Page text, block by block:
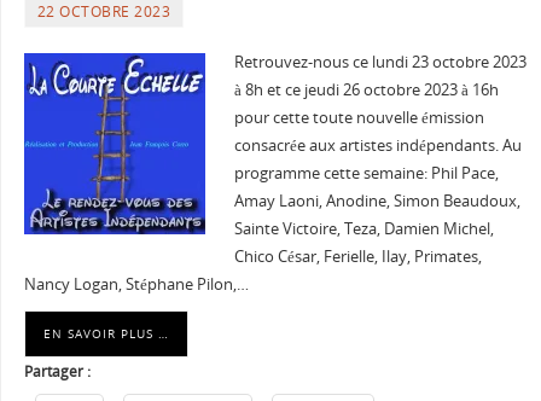
22 OCTOBRE 2023
Retrouvez-nous ce lundi 23 octobre 2023
à 8h et ce jeudi 26 octobre 2023 à 16h
pour cette toute nouvelle émission
consacrée aux artistes indépendants. Au
programme cette semaine: Phil Pace,
Amay Laoni, Anodine, Simon Beaudoux,
Sainte Victoire, Teza, Damien Michel,
Chico César, Ferielle, Ilay, Primates,
Nancy Logan, Stéphane Pilon,…
EN SAVOIR PLUS …
Partager :